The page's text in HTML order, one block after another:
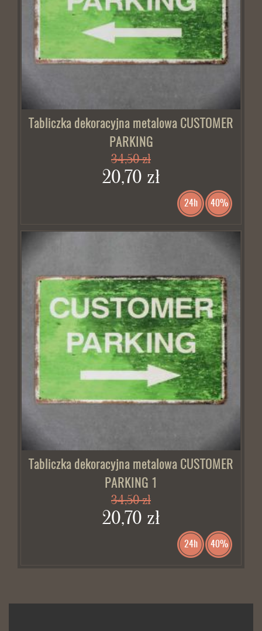
Tabliczka dekoracyjna metalowa CUSTOMER
PARKING
34,50 zł
20,70 zł
24h 40%
Tabliczka dekoracyjna metalowa CUSTOMER
PARKING 1
34,50 zł
20,70 zł
24h 40%